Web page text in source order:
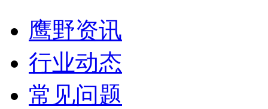
鹰野资讯
行业动态
常见问题